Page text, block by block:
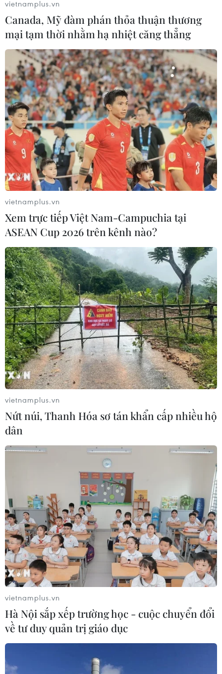
vietnamplus.vn
Canada, Mỹ đàm phán thỏa thuận thương
mại tạm thời nhằm hạ nhiệt căng thẳng
vietnamplus.vn
Xem trực tiếp Việt Nam-Campuchia tại
ASEAN Cup 2026 trên kênh nào?
vietnamplus.vn
Nứt núi, Thanh Hóa sơ tán khẩn cấp nhiều hộ
dân
vietnamplus.vn
Hà Nội sắp xếp trường học - cuộc chuyển đổi
về tư duy quản trị giáo dục